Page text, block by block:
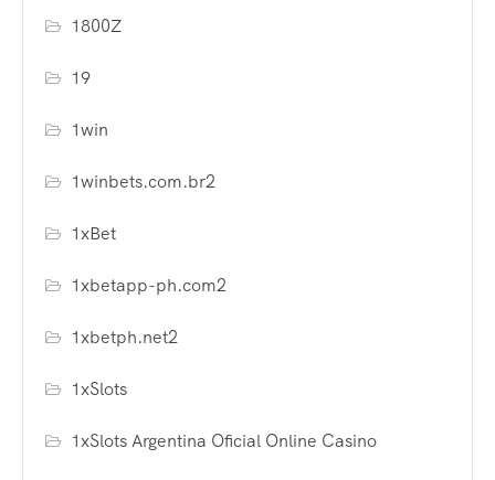
1800Z
19
1win
1winbets.com.br2
1xBet
1xbetapp-ph.com2
1xbetph.net2
1xSlots
1xSlots Argentina Oficial Online Casino